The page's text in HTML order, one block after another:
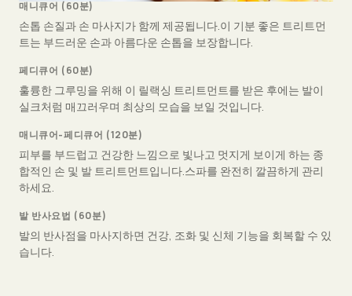
매니큐어 (60분)
손톱 손질과 손 마사지가 함께 제공됩니다.이 기분 좋은 트리트먼
트는 부드러운 손과 아름다운 손톱을 보장합니다.
페디큐어 (60분)
훌륭한 그루밍을 위해 이 릴랙싱 트리트먼트를 받은 후에는 발이
실크처럼 매끄러우며 최상의 모습을 보일 것입니다.
매니큐어-페디큐어 (120분)
피부를 부드럽고 건강한 느낌으로 빛나고 멋지게 보이게 하는 종
합적인 손 및 발 트리트먼트입니다.스파를 완전히 깔끔하게 관리
하세요.
발 반사요법 (60분)
발의 반사점을 마사지하면 건강, 조화 및 신체 기능을 회복할 수 있
습니다.